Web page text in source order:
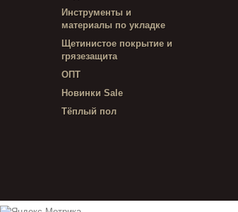
Инструменты и
материалы по укладке
Щетинистое покрытие и
грязезащита
ОПТ
Новинки Sale
Тёплый пол